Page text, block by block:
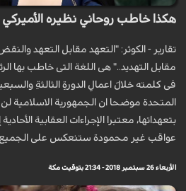
هكذا خاطب روحاني نظيره
تقارير - الكوثر: "التعهد مقابل التعهد
مقابل التهديد.." هی اللغة التی خاطب بها
فی کلمته خلالَ اعمالِ الدورةِ الثالثةِ
المتحدة موضحا ان الجمهوریة الاسلامیة لن
بتعهداتها، معتبرا الإجراءات العقابیة
عواقب غیر محمودة ستنعكس على الجميع.
الأربعاء 26 سبتمبر 2018 - 21:34 بتوقيت مكة